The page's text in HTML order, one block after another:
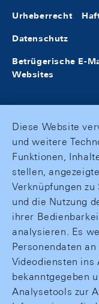
Urheberrecht
Datenschutz
Betrügerische E-
Websites
Diese Website
und weitere
Funktionen,
stellen,
Verknüpfungen
und die Nutzung
ihrer
analysieren. Es
Personendaten
Videodiensten
bekanntgegeben
Analysetools zur